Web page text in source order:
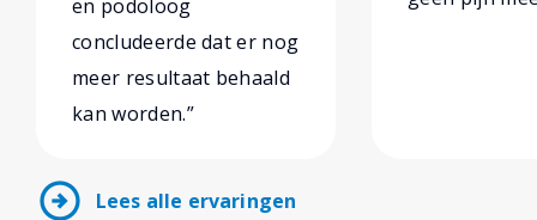
en podoloog
concludeerde dat er nog
meer resultaat behaald
kan worden.”
arrow_circle_right Lees alle ervaringen